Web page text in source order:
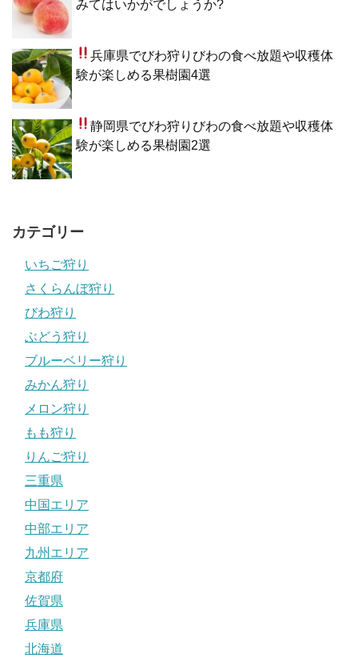
みてはいかがでしょうか?
兵庫県でびわ狩り びわの食べ放題や収穫体
験が楽しめる果樹園4選
静岡県でびわ狩り びわの食べ放題や収穫体
験が楽しめる果樹園2選
カテゴリー
いちご狩り
さくらんぼ狩り
びわ狩り
ぶどう狩り
ブルーベリー狩り
みかん狩り
メロン狩り
もも狩り
りんご狩り
三重県
中国エリア
中部エリア
九州エリア
京都府
佐賀県
兵庫県
北海道